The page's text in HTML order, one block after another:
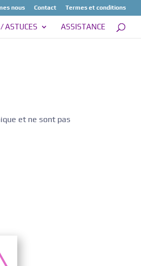
nous Contact Termes et conditions
ASTUCES ASSISTANCE
et ne sont pas